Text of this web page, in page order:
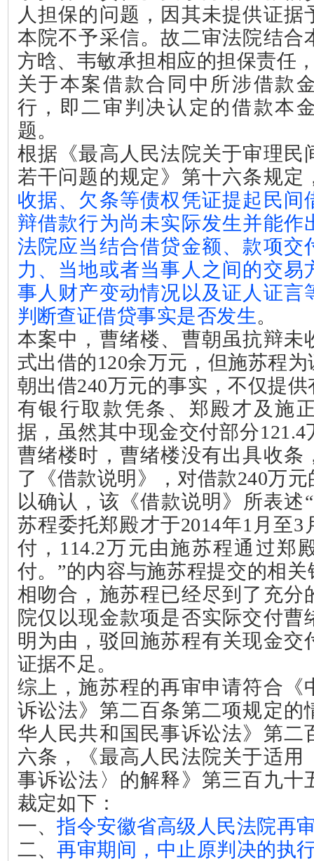
人担保的问题，因其未提供证据
本院不予采信。故二审法院结合
方晗、韦敏承担相应的担保责任
关于本案借款合同中所涉借款
行，即二审判决认定的借款本
题。
根据《最高人民法院关于审理民
若干问题的规定》第十六条规定
收据、欠条等债权凭证提起民间
辩借款行为尚未实际发生并能作
法院应当结合借贷金额、款项交
力、当地或者当事人之间的交易
事人财产变动情况以及证人证言
判断查证借贷事实是否发生。
本案中，曹绪楼、曹朝虽抗辩未
式出借的120余万元，但施苏程
朝出借240万元的事实，不仅提
有银行取款凭条、郑殿才及施
据，虽然其中现金交付部分121.4
曹绪楼时，曹绪楼没有出具收条
了《借款说明》，对借款240万元
以确认，该《借款说明》所表述
苏程委托郑殿才于2014年1 月至3
付， 114.2万元由施苏程通过郑
付。”的内容与施苏程提交的相
相吻合，施苏程已经尽到了充分
院仅以现金款项是否实际交付曹
明为由，驳回施苏程有关现金交
证据不足。
综上，施苏程的再审申请符合《
诉讼法》第二百条第二项规定的
华人民共和国民事诉讼法》第二
六条，《最高人民法院关于适用
事诉讼法〉的解释》第三百九十
裁定如下：
一、指令安徽省高级人民法院再
二、再审期间，中止原判决的执